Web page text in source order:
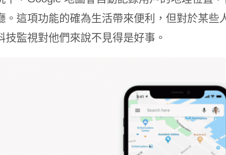
。這項功能的確為生活帶來便利，但對於某些
技監視對他們來說不見得是好事。